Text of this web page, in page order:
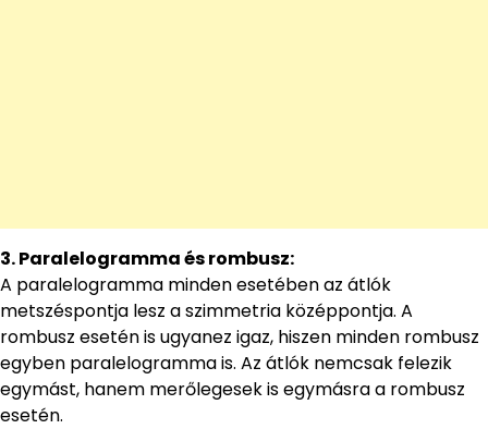
3. Paralelogramma és rombusz:
A paralelogramma minden esetében az átlók
metszéspontja lesz a szimmetria középpontja. A
rombusz esetén is ugyanez igaz, hiszen minden rombusz
egyben paralelogramma is. Az átlók nemcsak felezik
egymást, hanem merőlegesek is egymásra a rombusz
esetén.